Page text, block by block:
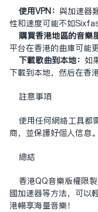
使用VPN： 与加速器
性和速度可能不如
购买香港地区的音乐
平台在香港的曲库可能
下载歌曲到本地： 如
下载到本地，然后在香
注意事项
使用任何网络工具都
商，并保护好个人信息。
总结
香港QQ音乐版权限
国加速器等方法，可以
港畅享海量音乐！